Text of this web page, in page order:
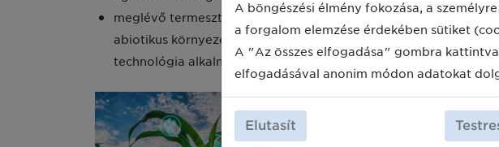
meglévő termesztő-berendezések (üveg-, fólia-, valamint
abiotikus környezeti tényezők szabályozása (pl.: hőmérséklet,
technológia alkalmazása (a vegetatív fejlődés és a beltartalmi
De a gépek önmagukban nem
hozni képes termelő. Ezért a
szolgáltatások és tudás
A böngészési élmény fokozása, a
a forgalom elemzése érdekében sütiket
A "Az összes elfogadása" gombra
elfogadásával anonim módon adatokat
Elutasít